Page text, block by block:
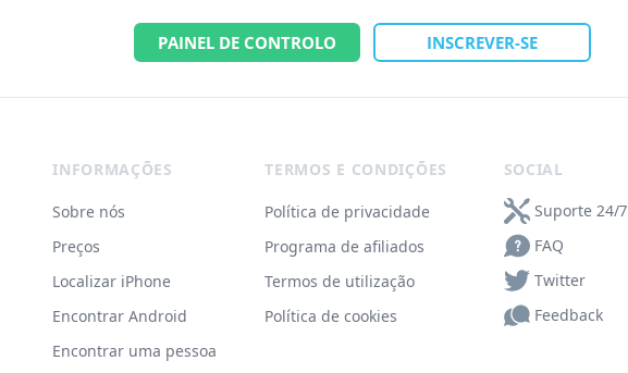
PAINEL DE CONTROLO INSCREVER-SE
INFORMAÇÕES
Sobre nós
Preços
Localizar iPhone
Encontrar Android
Encontrar uma pessoa
TERMOS E CONDIÇÕES
Política de privacidade
Programa de afiliados
Termos de utilização
Política de cookies
SOCIAL
Suporte 24/7
FAQ
Twitter
Feedback